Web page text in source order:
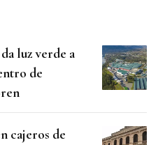
luz verde a
de
cajeros de